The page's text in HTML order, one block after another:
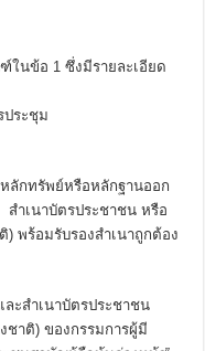
นข้อ 1 ซึ่งมีรายละเอียด
ระชุม
กทรัพย์หรือหลักฐานออก
ำเนาบัตรประชาชน หรือ
) พร้อมรับรองสำเนาถูกต้อง
สำเนาบัตรประชาชน
ชาติ) ของกรรมการผู้มี